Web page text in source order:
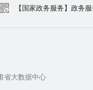
【国家政务服务】政务
省大数据中心